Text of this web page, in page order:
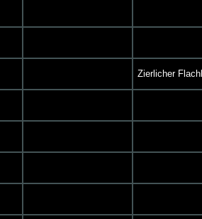
Zierlicher